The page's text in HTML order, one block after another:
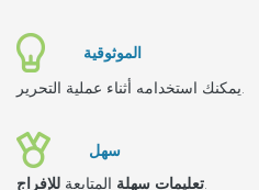
الموثوقية
يمكنك استخدامه أثناء عملية التحرير.
سهل
تعليمات سهلة المتابعة للإفراج .